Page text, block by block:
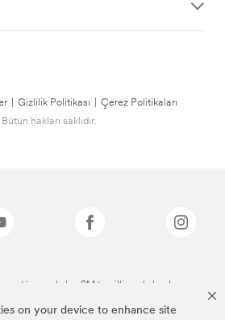
on your device to enhance site
Gizlilik Politikası
Çerez Politikaları
hakları saklıdır.
tüm markalar, 3M tescilli markalarıdır.